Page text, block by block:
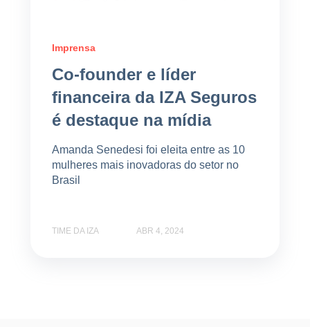
Imprensa
Co-founder e líder
financeira da IZA Seguros
é destaque na mídia
Amanda Senedesi foi eleita entre as 10
mulheres mais inovadoras do setor no
Brasil
TIME DA IZA ABR 4, 2024